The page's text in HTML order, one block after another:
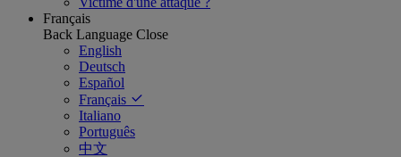
Français
Back Language Close
English
Deutsch
Español
Français
Italiano
Português
中文